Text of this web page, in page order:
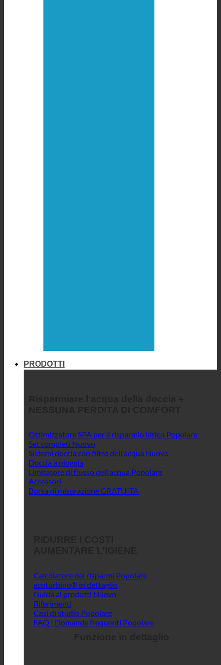
PRODOTTI
Ottimizzatore SPA per il risparmio idrico
Set completi
Sistemi doccia con filtro dell'acqua
Doccia a pioggia
Limitatore di flusso dell'acqua
Accessori
Borsa di misurazione GRATUITA
Calcolatore dei risparmi
ecoturbino® in dettaglio
Guida ai prodotti
Riferimenti
Casi di studio
FAQ | Domande frequenti